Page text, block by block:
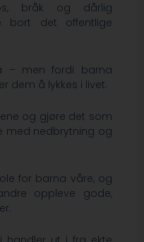
bråk og dårlig
bort det offentlige
– men fordi barna
dem å lykkes i livet.
og gjøre det som
med nedbrytning og
for barna våre, og
oppleve gode,